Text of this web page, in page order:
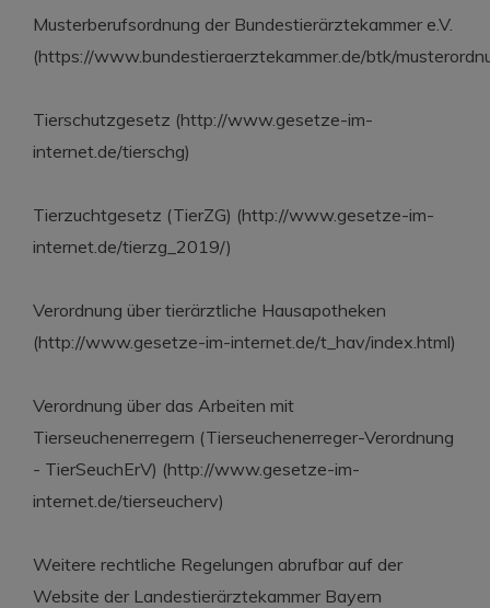
Musterberufsordnung der Bundestierärztekammer e.V.
(https://www.bundestieraerztekammer.de/btk/
Tierschutzgesetz (http://www.gesetze-im-
internet.de/tierschg)
Tierzuchtgesetz (TierZG) (http://www.gesetze-im-
internet.de/tierzg_2019/)
Verordnung über tierärztliche Hausapotheken
(http://www.gesetze-im-internet.de/t_hav/index.html)
Verordnung über das Arbeiten mit
Tierseuchenerregern (Tierseuchenerreger-Verordnung
- TierSeuchErV) (http://www.gesetze-im-
internet.de/tierseucherv)
Weitere rechtliche Regelungen abrufbar auf der
Website der Landestierärztekammer Bayern